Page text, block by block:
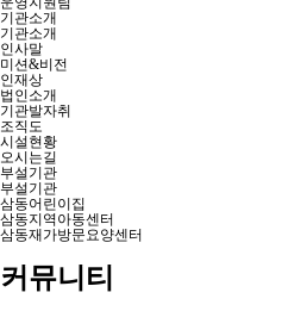
기관소개
기관소개
인사말
미션&비전
인재상
법인소개
기관발자취
조직도
시설현황
오시는길
부설기관
부설기관
삼동어린이집
삼동지역아동센터
삼동재가방문요양센터
커뮤니티